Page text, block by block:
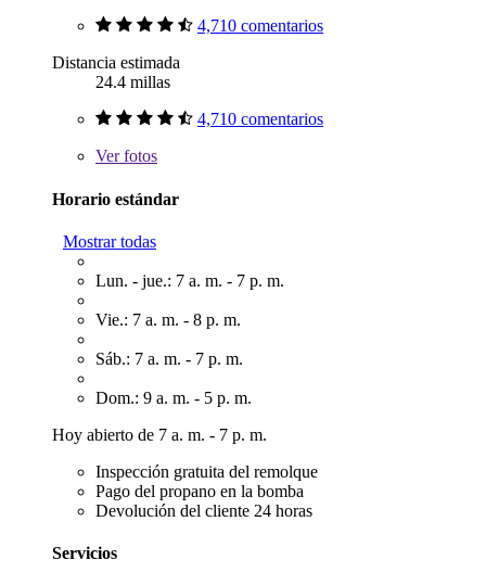
4,710 comentarios
Distancia estimada
24.4 millas
4,710 comentarios
Verfotos
Horario estándar
Mostrar todas
Lun. - jue.: 7 a. m. - 7 p. m.
Vie.: 7 a. m. - 8 p. m.
Sáb.: 7 a. m. - 7 p. m.
Dom.: 9 a. m. - 5 p. m.
Hoy abierto de 7 a. m. - 7 p. m.
Inspección gratuita del remolque
Pago del propano en la bomba
Devolución del cliente 24 horas
Servicios